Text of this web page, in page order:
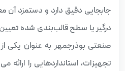
جابجایی دقیق دارد و دستمزد آن
درگیر یا سطح قالب‌بندی شده
صنعتی بوذرجمهر به عنوان یکی از
تجهیزات، استانداردهایی را ارائه